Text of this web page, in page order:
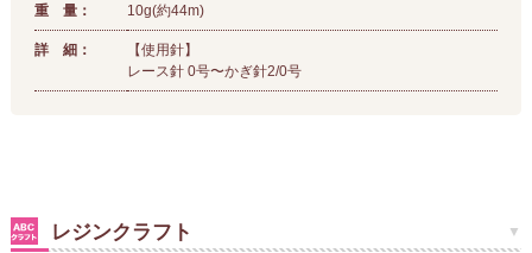
重 量： 10g(約44m)
詳 細：
【使用針】
レース針 0号〜かぎ針2/0号
レジンクラフト